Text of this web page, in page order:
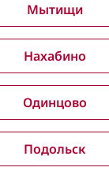
Мытищи
Нахабино
Одинцово
Подольск